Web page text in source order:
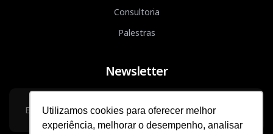
Utilizamos cookies para oferecer melhor
experiência, melhorar o desempenho, analisar
Consultoria
Palestras
Newsletter